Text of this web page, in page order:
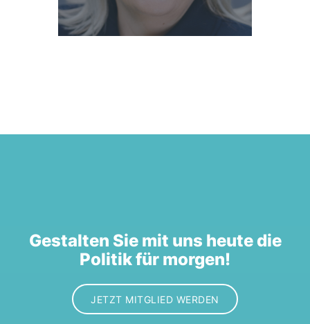
Gestalten Sie mit uns heute die
Politik für morgen!
JETZT MITGLIED WERDEN